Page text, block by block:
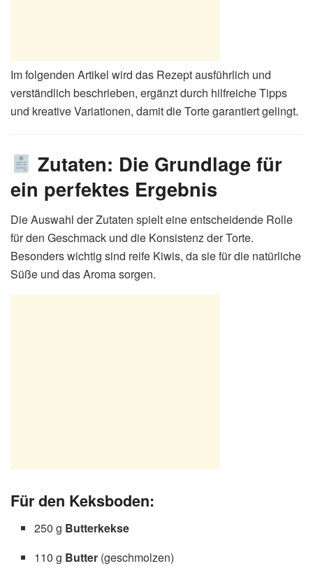
Im folgenden Artikel wird das Rezept ausführlich und
verständlich beschrieben, ergänzt durch hilfreiche Tipps
und kreative Variationen, damit die Torte garantiert gelingt.
Zutaten: Die Grundlage für
ein perfektes Ergebnis
Die Auswahl der Zutaten spielt eine entscheidende Rolle
für den Geschmack und die Konsistenz der Torte.
Besonders wichtig sind reife Kiwis, da sie für die natürliche
Süße und das Aroma sorgen.
Für den Keksboden:
250 g Butterkekse
110 g Butter (geschmolzen)